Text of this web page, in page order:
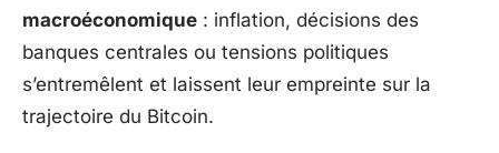
macroéconomique : inflation, décisions des
banques centrales ou tensions politiques
s’entremêlent et laissent leur empreinte sur la
trajectoire du Bitcoin.